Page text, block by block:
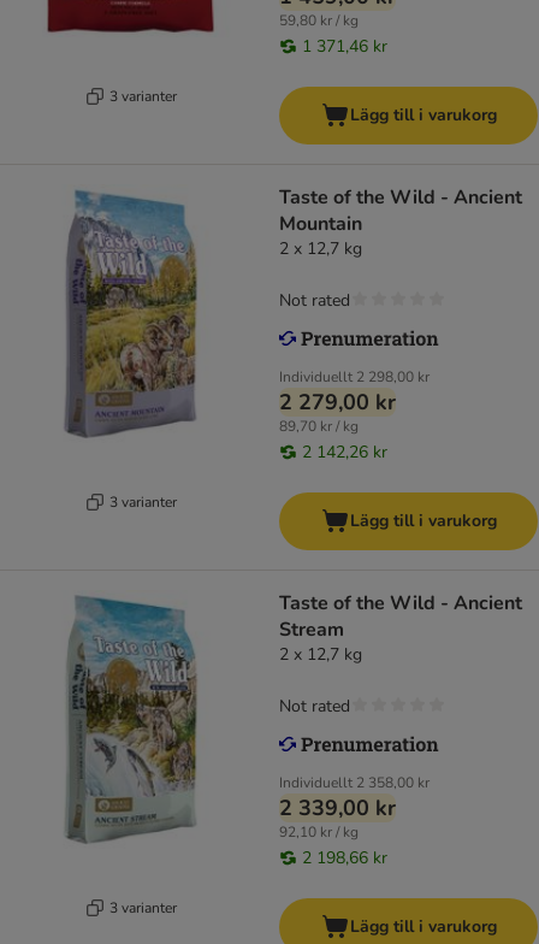
3 varianter
59,80 kr / kg
1 371,46 kr
Lägg till i varukorg
3 varianter
Taste of the Wild - Ancient
Mountain
2 x 12,7 kg
Individuellt 2 298,00 kr
2 279,00 kr
89,70 kr / kg
2 142,26 kr
Not rated
Lägg till i varukorg
3 varianter
Taste of the Wild - Ancient
Stream
2 x 12,7 kg
Individuellt 2 358,00 kr
2 339,00 kr
92,10 kr / kg
2 198,66 kr
Not rated
Lägg till i varukorg